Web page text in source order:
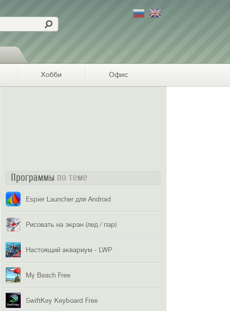
Хобби Офис
Программы по теме
Espier Launcher для Android
Рисовать на экран (лед / пар)
Настоящий аквариум - LWP
My Beach Free
SwiftKey Keyboard Free